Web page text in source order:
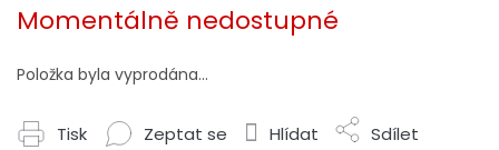
cena:
Momentálně nedostupné
Položka byla vyprodána…
Tisk Zeptat se Hlídat Sdílet